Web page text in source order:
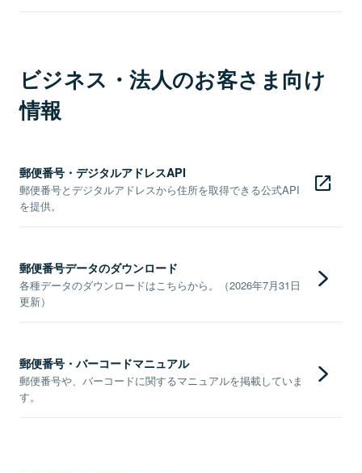
ビジネス・法人のお客さま向け
情報
郵便番号・デジタルアドレスAPI
郵便番号とデジタルアドレスから住所を取得できる公式API
を提供。
郵便番号データのダウンロード
各種データのダウンロードはこちらから。（2026年7月31日
更新）
郵便番号・バーコードマニュアル
郵便番号や、バーコードに関するマニュアルを掲載していま
す。